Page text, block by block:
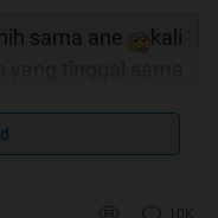
sama ane
kali
liat ?? Tapi
10K